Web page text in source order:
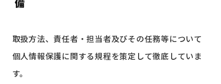
取扱方法、責任者・担当者及びその任務等について
個人情報保護に関する規程を策定して徹底していま
す。